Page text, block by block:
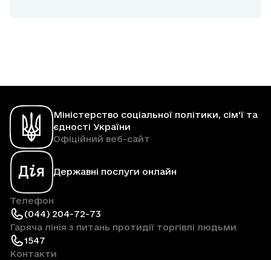
Міністерство соціальної політики, сім'ї та
єдності України
Офіційний веб-сайт
Державні послуги онлайн
Телефон
(044) 204-72-73
Гаряча лінія з питань протидії торгівлі людьми
1547
Контакти